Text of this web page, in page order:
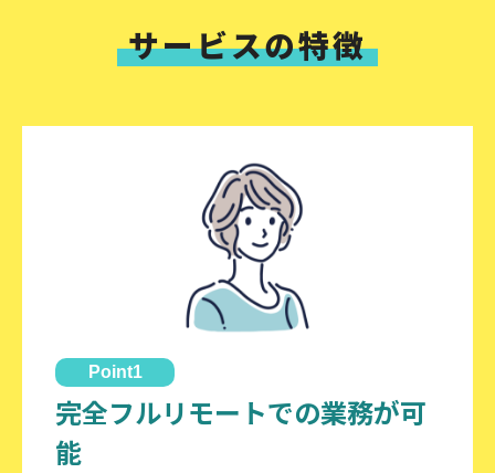
サービスの特徴
Point1
完全フルリモートでの業務が可
能